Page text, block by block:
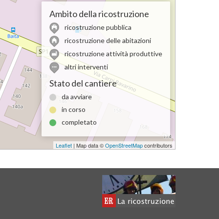
Ambito della ricostruzione
ricostruzione pubblica
ricostruzione delle abitazioni
ricostruzione attività produttive
altri interventi
Stato del cantiere
da avviare
in corso
completato
Leaflet | Map data ©OpenStreetMapcontributors